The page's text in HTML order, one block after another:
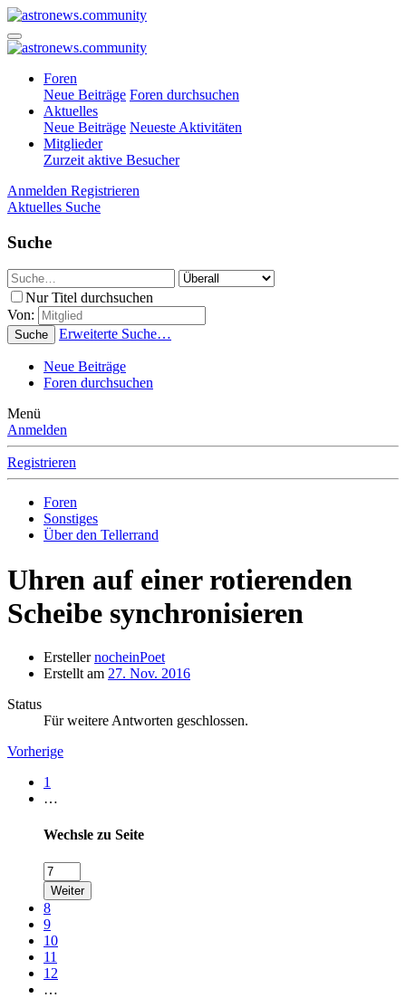
Foren
Neue Beiträge Foren durchsuchen
Aktuelles
Neue Beiträge Neueste Aktivitäten
Mitglieder
Zurzeit aktive Besucher
Anmelden Registrieren
Aktuelles Suche
Suche
Nur Titel durchsuchen
Von:
Suche Erweiterte Suche…
Neue Beiträge
Foren durchsuchen
Menü
Anmelden
Registrieren
Foren
Sonstiges
Über den Tellerrand
Uhren auf einer rotierenden
Scheibe synchronisieren
Ersteller nocheinPoet
Erstellt am 27. Nov. 2016
Status
Für weitere Antworten geschlossen.
Vorherige
1
…
Wechsle zu Seite
Weiter
8
9
10
11
12
…